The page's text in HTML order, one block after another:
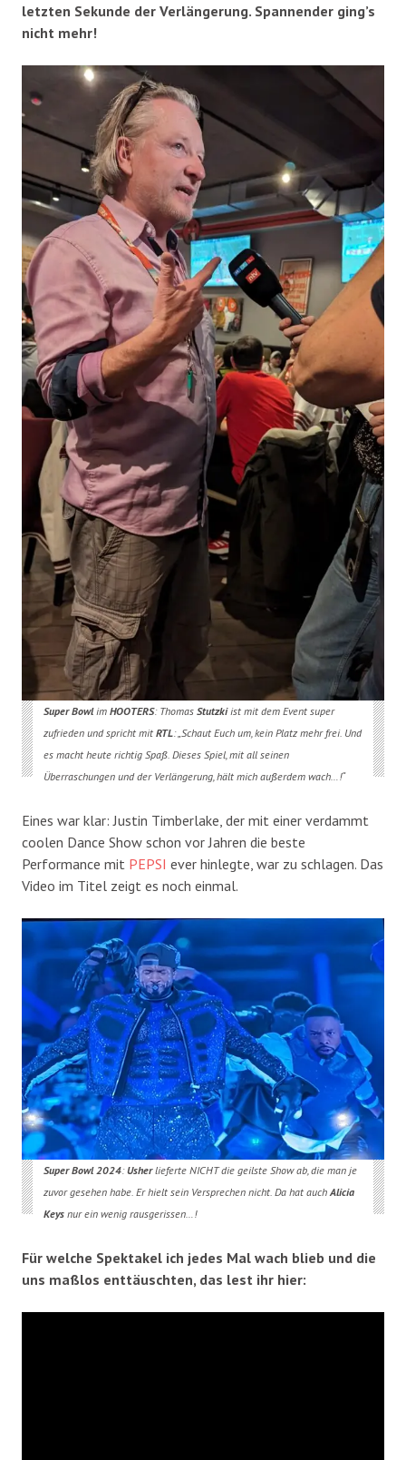
letzten Sekunde der Verlängerung. Spannender ging’s
nicht mehr!
Super Bowlim HOOTERS: Thomas Stutzkiist mit dem Event super
zufrieden und spricht mit RTL: „Schaut Euch um, kein Platz mehr frei. Und
es macht heute richtig Spaß. Dieses Spiel, mit all seinen
Überraschungen und der Verlängerung, hält mich außerdem wach…!“
Eines war klar: Justin Timberlake, der mit einer verdammt
coolen Dance Show schon vor Jahren die beste
Performance mit PEPSI ever hinlegte, war zu schlagen. Das
Video im Titel zeigt es noch einmal.
Super Bowl 2024:Usherlieferte NICHT die geilste Show ab, die man je
zuvor gesehen habe. Er hielt sein Versprechen nicht. Da hat auch Alicia
Keysnur ein wenig rausgerissen…!
Für welche Spektakel ich jedes Mal wach blieb und die
uns maßlos enttäuschten, das lest ihr hier: